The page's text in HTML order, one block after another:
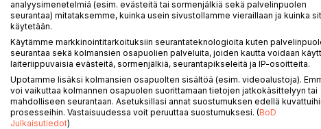
Aurinkolinnun runot kertovat maailmaan juurtumisen
hahmotellaan esiin kokemuksia, joiden
ravistellessa sielua näyttää luonto tuntevansa
metsälampiin herää runoilijassa elämänhalun kaiken
analyysimenetelmiä (esim. evästeitä tai sormenjälkiä sekä palvelinpuolen
seurantaa) mitataksemme, kuinka usein sivustollamme vieraillaan ja kuinka
käytetään.
Käytämme markkinointitarkoituksiin seurantateknologioita kuten
seurantaa sekä kolmansien osapuolien palveluita, joiden kautta voidaan
laiteriippuvaisia evästeitä, sormenjälkiä, seurantapikseleitä ja IP-osoitteita.
Upotamme lisäksi kolmansien osapuolten sisältöä (esim. videoalustoja).
voi vaikuttaa kolmannen osapuolen suorittamaan tietojen jatkokäsittelyyn tai
mahdolliseen seurantaan. Asetuksillasi annat suostumuksen edellä
prosesseihin. Vastaisuudessa voit peruuttaa suostumuksesi. (BoD
Julkaisutiedot)